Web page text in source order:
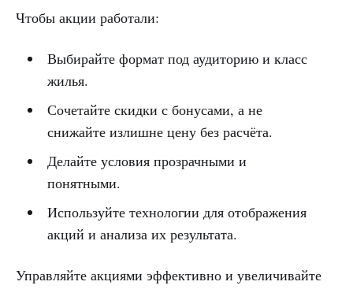
Чтобы акции работали:
Выбирайте формат под аудиторию и класс
жилья.
Сочетайте скидки с бонусами, а не
снижайте излишне цену без расчёта.
Делайте условия прозрачными и
понятными.
Используйте технологии для отображения
акций и анализа их результата.
Управляйте акциями эффективно и увеличивайте